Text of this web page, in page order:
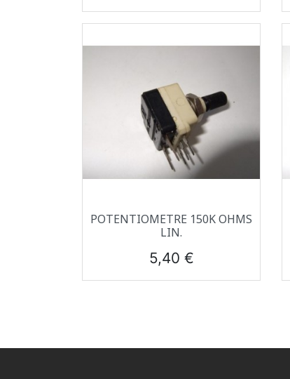
Aperçu rapide
POTENTIOMETRE 150K OHMS
LIN.
Prix
5,40 €